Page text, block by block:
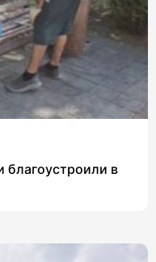
благоустроили в